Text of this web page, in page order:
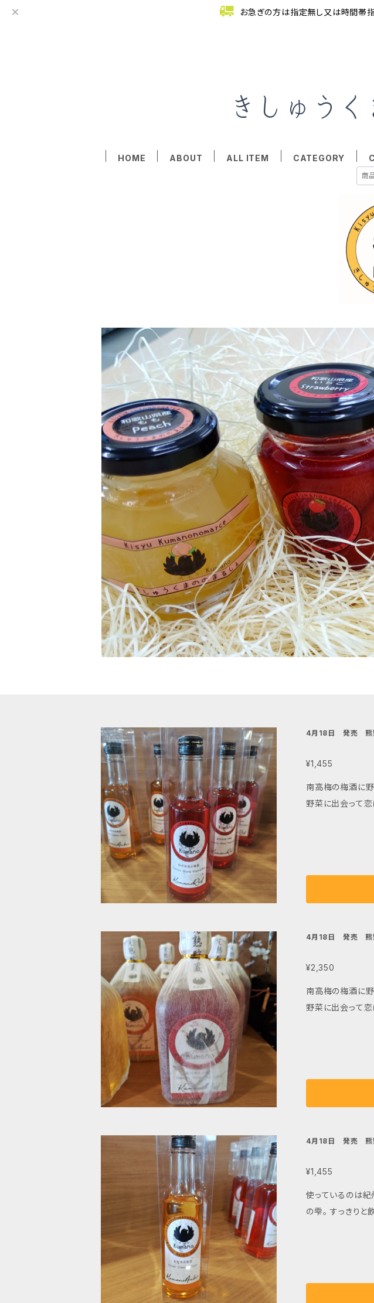
お急ぎの方は指定無し又は時間帯
HOME ABOUT ALL ITEM CATEGORY
4月18日 発売 熊
¥1,455
南高梅の梅酒に野菜色素（
野菜に出会って恋
4月18日 発売 熊野
¥2,350
南高梅の梅酒に野菜色素（
野菜に出会って恋
4月18日 発売 熊野
¥1,455
使っているのは紀
の雫。 すっきり